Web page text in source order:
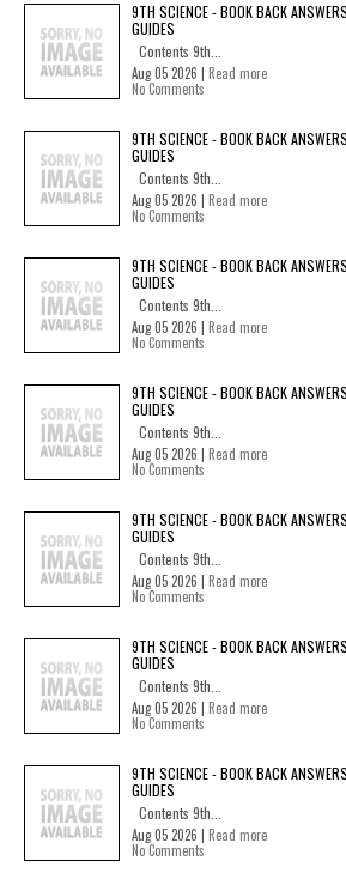
9TH SCIENCE - BOOK BACK
GUIDES
Contents 9th...
Aug 05 2026 | Read more
No Comments
9TH SCIENCE - BOOK BACK
GUIDES
Contents 9th...
Aug 05 2026 | Read more
No Comments
9TH SCIENCE - BOOK BACK
GUIDES
Contents 9th...
Aug 05 2026 | Read more
No Comments
9TH SCIENCE - BOOK BACK
GUIDES
Contents 9th...
Aug 05 2026 | Read more
No Comments
9TH SCIENCE - BOOK BACK
GUIDES
Contents 9th...
Aug 05 2026 | Read more
No Comments
9TH SCIENCE - BOOK BACK
GUIDES
Contents 9th...
Aug 05 2026 | Read more
No Comments
9TH SCIENCE - BOOK BACK
GUIDES
Contents 9th...
Aug 05 2026 | Read more
No Comments